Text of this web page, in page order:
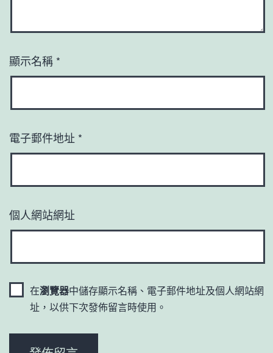
顯示名稱 *
電子郵件地址 *
個人網站網址
在瀏覽器中儲存顯示名稱、電子郵件地址及個人網站網
址，以供下次發佈留言時使用。